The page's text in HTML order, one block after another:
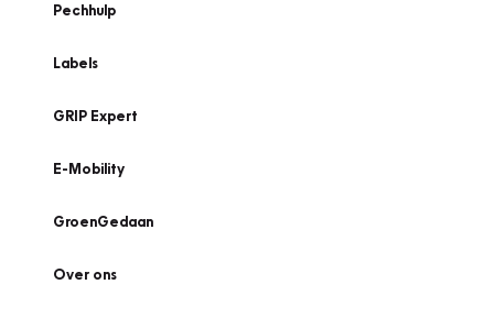
Pechhulp
Labels
GRIP Expert
E-Mobility
GroenGedaan
Over ons